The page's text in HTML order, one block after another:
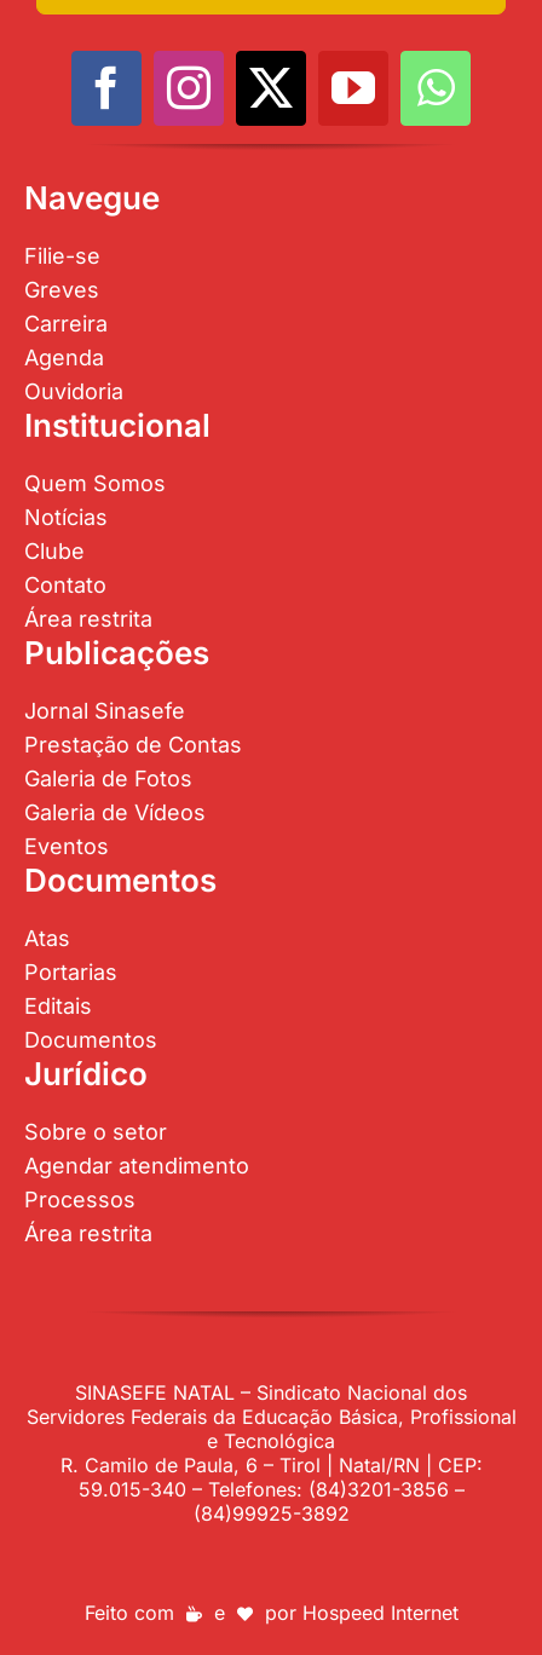
Navegue
Filie-se
Greves
Carreira
Agenda
Ouvidoria
Institucional
Quem Somos
Notícias
Clube
Contato
Área restrita
Publicações
Jornal Sinasefe
Prestação de Contas
Galeria de Fotos
Galeria de Vídeos
Eventos
Documentos
Atas
Portarias
Editais
Documentos
Jurídico
Sobre o setor
Agendar atendimento
Processos
Área restrita
SINASEFE NATAL – Sindicato Nacional dos
Servidores Federais da Educação Básica, Profissional
e Tecnológica
R. Camilo de Paula, 6 – Tirol | Natal/RN | CEP:
59.015-340 – Telefones: (84)3201-3856 –
(84)99925-3892
Feito com e por Hospeed Internet